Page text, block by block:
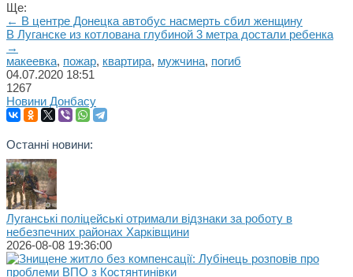
Ще:
← В центре Донецка автобус насмерть сбил женщину
В Луганске из котлована глубиной 3 метра достали ребенка
→
макеевка, пожар, квартира, мужчина, погиб
04.07.2020 18:51
1267
Новини Донбасу
Останні новини:
Луганські поліцейські отримали відзнаки за роботу в
небезпечних районах Харківщини
2026-08-08 19:36:00